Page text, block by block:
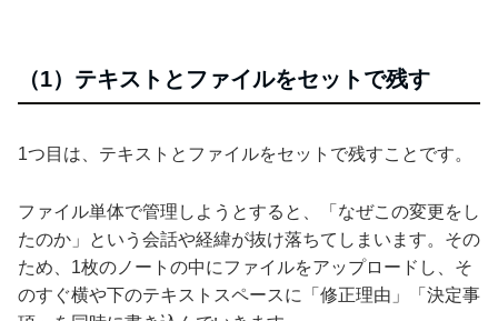
（1）テキストとファイルをセットで残す
1つ目は、テキストとファイルをセットで残すことです。
ファイル単体で管理しようとすると、「なぜこの変更をし
たのか」という会話や経緯が抜け落ちてしまいます。その
ため、1枚のノートの中にファイルをアップロードし、そ
のすぐ横や下のテキストスペースに「修正理由」「決定事